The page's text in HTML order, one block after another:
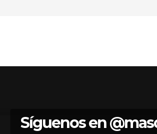
Síguenos en